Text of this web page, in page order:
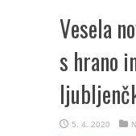
Vesela
s hrano
5. 4. 2020